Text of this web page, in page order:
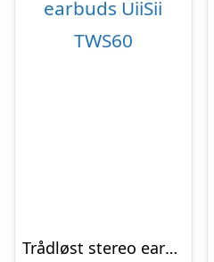
Trådløst stereo earbuds UiiSii TWS60